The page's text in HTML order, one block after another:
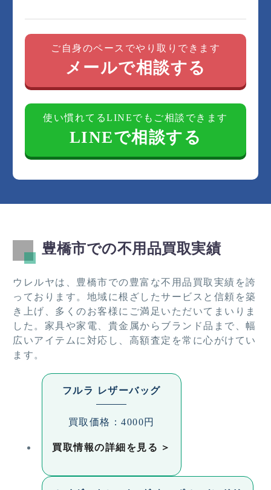
岩町（北元屋敷）、大岩町（その他）、大崎町、大
清水町、大手町、大橋通、大村町、大山町、大脇町
（大脇）、大脇町（大脇ノ谷）、王ケ崎町、鍵田
町、鍛冶町、春日町、曲尺手町、上伝馬町、神ノ輪
町、鴨田町、賀茂町、萱町、川崎町、瓦町、瓦町
田町、清須町、草間町、下条東町、下条西町、小池
町、小島町、小畷町、小浜町、呉服町、駒形町、小
松町、小松原町、小向町、菰口町、西郷町、栄町、
佐藤、佐藤町、三本木町、潮崎町、東雲町、下五井
村）、下地町（操穴）、下地町（五貫）、下地町
地町（若宮）、下地町（その他）、白河町、城下
町、城山町、新川町、新栄町、新西浜町、神野新田
町、杉山町、嵩山町、住吉町、関屋町、大国町、高
師石塚町、高師本郷町、高師町（奥山田）、高師町
（小野）、高師町（北新切）、高師町（北原１、１
−５７、５８、７６、８０〜８６、４４番地）、高
師町（北原、その他）、高師町（清水）、高師町
（水神）、高師町（西沢）、高師町（丸田）、高師
町（その他）、高洲町、高田町、高塚町、忠興、立
花町、多米町、多米中町、多米東町、多米西町、談
岡町、問屋町、中岩田、中郷町、中柴町、中世古
町、中野町、仲ノ町、中橋良町、中浜町、中原町、
沢町、西岩田、西小鷹野、西小田原町、錦町、西口
町、西小池町、西新町、西高師町、西七根町、西橋
ご自身のペースでやり取りできます
メールで相談する
使い慣れてるLINEでもご相談できます
LINEで相談する
豊橋市での不用品買取実績
ウレルヤは、豊橋市での豊富な不用品買取実績を誇
っております。地域に根ざしたサービスと信頼を築
き上げ、多くのお客様にご満足いただいてまいりま
した。家具や家電、貴金属からブランド品まで、幅
広いアイテムに対応し、高額査定を常に心がけてい
ます。
フルラ レザーバッグ
買取価格：4000円
買取情報の詳細を見る